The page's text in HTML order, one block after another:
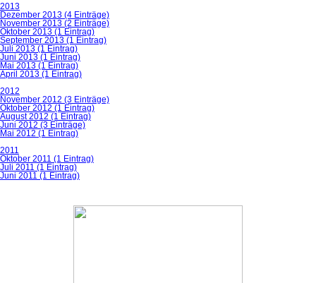
2013
Dezember 2013 (4 Einträge)
November 2013 (2 Einträge)
Oktober 2013 (1 Eintrag)
September 2013 (1 Eintrag)
Juli 2013 (1 Eintrag)
Juni 2013 (1 Eintrag)
Mai 2013 (1 Eintrag)
April 2013 (1 Eintrag)
2012
November 2012 (3 Einträge)
Oktober 2012 (1 Eintrag)
August 2012 (1 Eintrag)
Juni 2012 (3 Einträge)
Mai 2012 (1 Eintrag)
2011
Oktober 2011 (1 Eintrag)
Juli 2011 (1 Eintrag)
Juni 2011 (1 Eintrag)